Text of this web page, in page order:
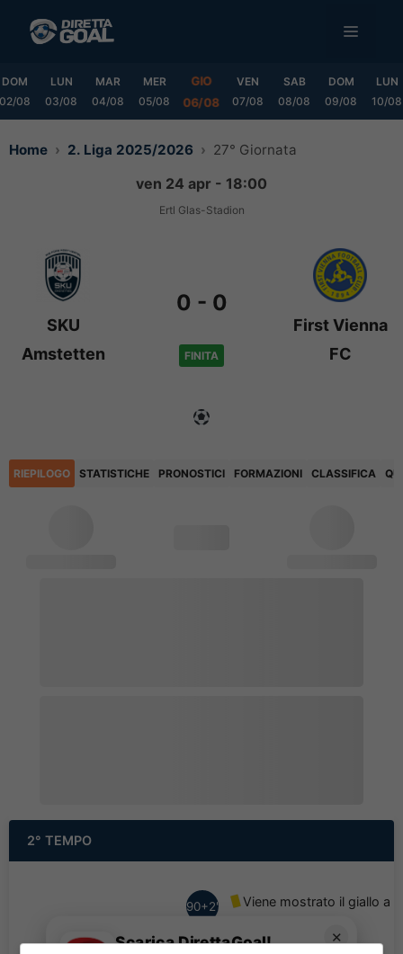
MENU
DOM
02/08
LUN
03/08
MAR
04/08
MER
05/08
GIO
06/08
VEN
07/08
SAB
08/08
DOM
09/08
LUN
10/08
Home 2. Liga 2025/2026 27° Giornata
ven 24 apr - 18:00
Ertl Glas-Stadion
SKU
Amstetten
0 - 0
FINITA
First Vienna
FC
RIEPILOGO STATISTICHE PRONOSTICI FORMAZIONI CLASSIFICA
2° TEMPO
90+2'
Viene mostrato il giallo a
✕
Scarica DirettaGoal!